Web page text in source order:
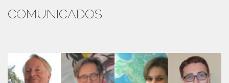
COMUNICADOS